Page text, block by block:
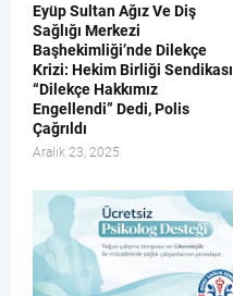
Eyüp Sultan Ağız Ve Diş
Sağlığı Merkezi
Başhekimliği’nde Dilekçe
Krizi: Hekim Birliği Sendikası
“Dilekçe Hakkımız
Engellendi” Dedi, Polis
Çağrıldı
Aralık 23, 2025